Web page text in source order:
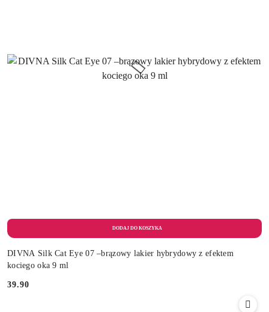
DIVNA Silk Cat Eye 07 –brązowy lakier hybrydowy z efektem
kociego oka 9 ml
Cena:
39.90